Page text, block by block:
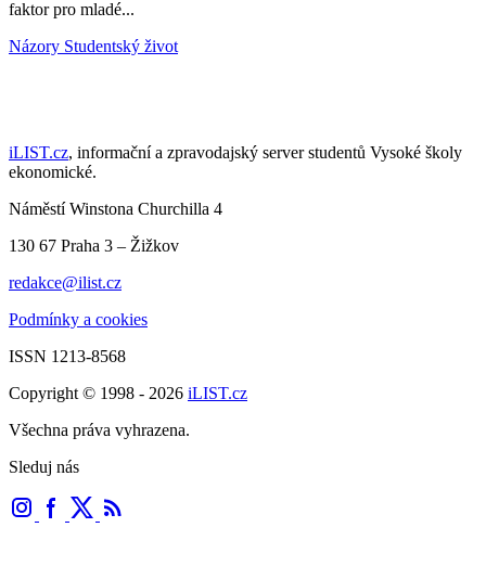
faktor pro mladé...
Názory Studentský život
iLIST.cz, informační a zpravodajský server studentů Vysoké školy
ekonomické.
Náměstí Winstona Churchilla 4
130 67 Praha 3 – Žižkov
redakce@ilist.cz
Podmínky a cookies
ISSN 1213-8568
Copyright © 1998 - 2026 iLIST.cz
Všechna práva vyhrazena.
Sleduj nás